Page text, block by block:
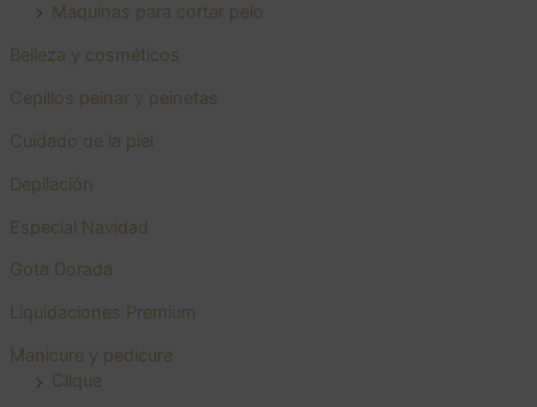
Maquinas para cortar pelo
Belleza y cosméticos
Cepillos peinar y peinetas
Cuidado de la piel
Depilación
Especial Navidad
Gota Dorada
Liquidaciones Premium
Manicure y pedicure
Clique